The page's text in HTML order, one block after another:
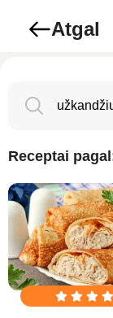
Atgal
Receptai